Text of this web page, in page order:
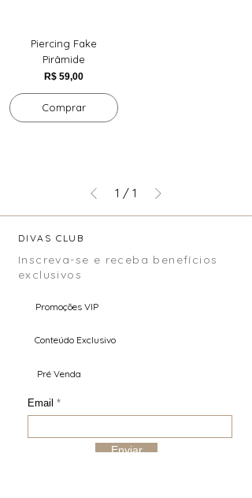
Piercing Fake
Pirâmide
Preço
R$ 59,00
Comprar
1 / 1
DIVAS CLUB
Inscreva-se e receba benefícios
exclusivos
Promoções VIP
Conteúdo Exclusivo
Pré Venda
Email
Enviar